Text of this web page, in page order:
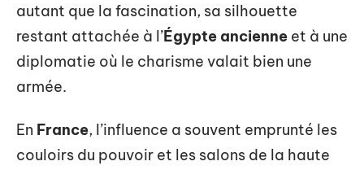
autant que la fascination, sa silhouette
restant attachée à l’Égypte ancienne et à une
diplomatie où le charisme valait bien une
armée.
En France, l’influence a souvent emprunté les
couloirs du pouvoir et les salons de la haute